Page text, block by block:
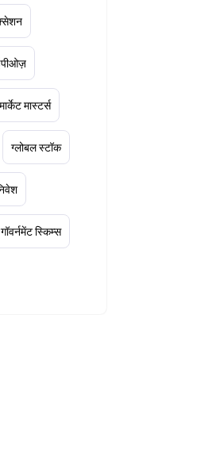
मार्केट मास्टर्स
ग्लोबल स्टॉक
गॉवर्नमेंट स्किम्स